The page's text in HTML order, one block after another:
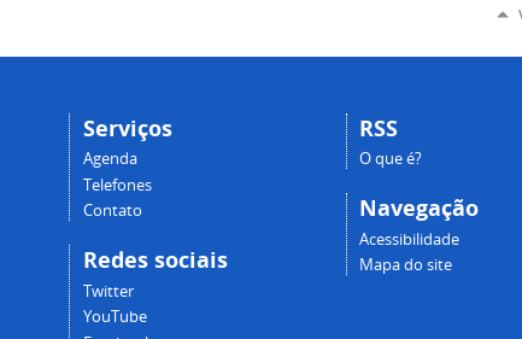
Serviços
Agenda
Telefones
Contato
Redes sociais
Twitter
YouTube
RSS
O que é?
Navegação
Acessibilidade
Mapa do site